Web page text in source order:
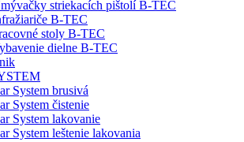
striekacích pištolí B-TEC
B-TEC
stoly B-TEC
dielne B-TEC
System brusivá
System čistenie
System lakovanie
System leštenie lakovania